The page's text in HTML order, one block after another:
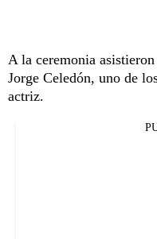
A la ceremonia
Jorge Celedón, uno de
actriz.